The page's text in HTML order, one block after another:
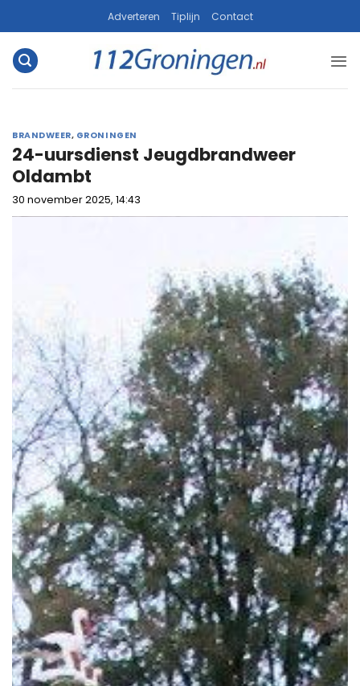
naar
inhoud
Adverteren Tiplijn Contact
BRANDWEER, GRONINGEN
24-uursdienst Jeugdbrandweer
Oldambt
30 november 2025, 14:43